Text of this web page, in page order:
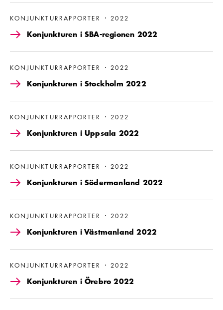
KONJUNKTURRAPPORTER 2022
Konjunkturen i SBA-regionen 2022
Läs mer om Konjunkturen i SBA-regionen 2022
KONJUNKTURRAPPORTER 2022
Konjunkturen i Stockholm 2022
Läs mer om Konjunkturen i Stockholm 2022
KONJUNKTURRAPPORTER 2022
Konjunkturen i Uppsala 2022
Läs mer om Konjunkturen i Uppsala 2022
KONJUNKTURRAPPORTER 2022
Konjunkturen i Södermanland 2022
Läs mer om Konjunkturen i Södermanland 2022
KONJUNKTURRAPPORTER 2022
Konjunkturen i Västmanland 2022
Läs mer om Konjunkturen i Västmanland 2022
KONJUNKTURRAPPORTER 2022
Konjunkturen i Örebro 2022
Läs mer om Konjunkturen i Örebro 2022
Läs mer om Konjunkturen i Östergötland 2022